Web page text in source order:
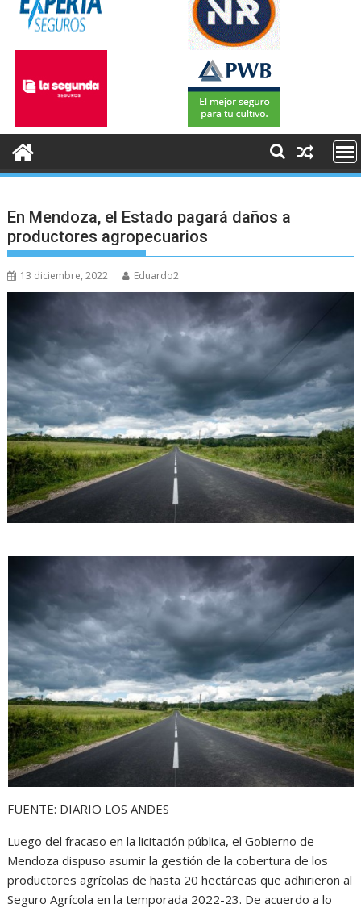
En Mendoza, el Estado pagará daños a
productores agropecuarios
13 diciembre, 2022 Eduardo2
FUENTE: DIARIO LOS ANDES
Luego del fracaso en la licitación pública, el Gobierno de
Mendoza dispuso asumir la gestión de la cobertura de los
productores agrícolas de hasta 20 hectáreas que adhirieron al
Seguro Agrícola en la temporada 2022-23. De acuerdo a lo